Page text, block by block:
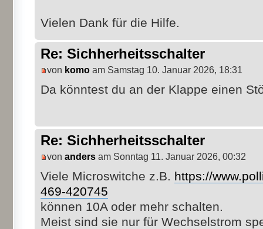
Vielen Dank für die Hilfe.
Re: Sichherheitsschalter
von komo am Samstag 10. Januar 2026, 18:31
Da könntest du an der Klappe einen
Re: Sichherheitsschalter
von anders am Sonntag 11. Januar 2026, 00:32
Viele Microswitche z.B. https://
469-420745
können 10A oder mehr schalten.
Meist sind sie nur für Wechselstrom